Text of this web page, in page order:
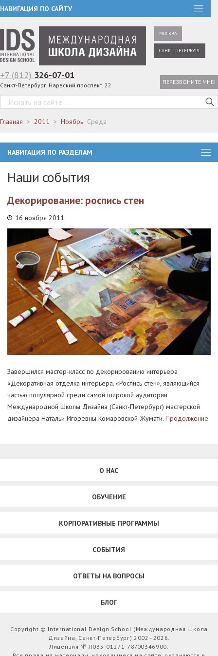
НАВИГАЦИЯ ПО САЙТУ
МОСКВА
САНКТ-ПЕТЕРБУРГ
+7 (812) 326-07-01
Санкт-Петербург, Нарвский проспект, 22 ПЕРЕЗВОНИТЕ МНЕ!
Главная 2011 Ноябрь Среда
НАВИГАЦИЯ ПО РАЗДЕЛАМ
Наши события
Декорирование: роспись стен
16 ноября 2011
Завершился мастер-класс по декорированию интерьера
«Декоративная отделка интерьера. «Роспись стен», являющийся
частью популярной среди самой широкой аудитории
Международной Школы Дизайна (Санкт-Петербург) мастерской
дизайнера Натальи Игоревны Комаровской-Жумати. Продолжение
О НАС
ОБУЧЕНИЕ
КОРПОРАТИВНЫЕ ПРОГРАММЫ
СОБЫТИЯ
ОТВЕТЫ НА ВОПРОСЫ
БЛОГ
Copyright © International Design School (Международная Школа
Дизайна, Санкт-Петербург) 2002–2026.
Лицензия № Л035-01271-78/00346900.